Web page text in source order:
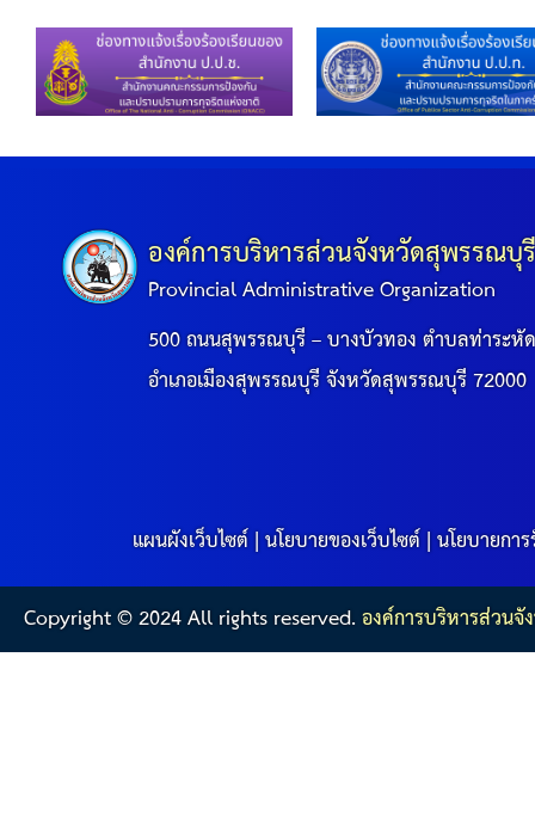
VDO Present
ประกาศแผนการจัดซื้อจัดจ้าง
ประกาศแผนการจัดหาพัสดุ
รายงานผลการจัดซื้อจัดจ้างประจำปีงบประมาณ
สรุปผลการดำเนินงานจัดซื้อจัดจ้างในรอบเดือน (สข
ประกาศผู้ชนะการเสนอราคา
ยกเลิกประกาศเชิญชวน
ยกเลิกประกาศผู้ชนะ
องค์การบริหารส่วนจังหวัดสุพรรณบุ
Provincial Administrative Organization
500 ถนนสุพรรณบุรี – บางบัวทอง ตำบลท่าระหั
อำเภอเมืองสุพรรณบุรี จังหวัดสุพรรณบุรี 72000
แผนผังเว็บไซต์|นโยบายของเว็บไซต์|นโยบายกา
Copyright © 2024 All rights reserved.องค์การบริหารส่วน